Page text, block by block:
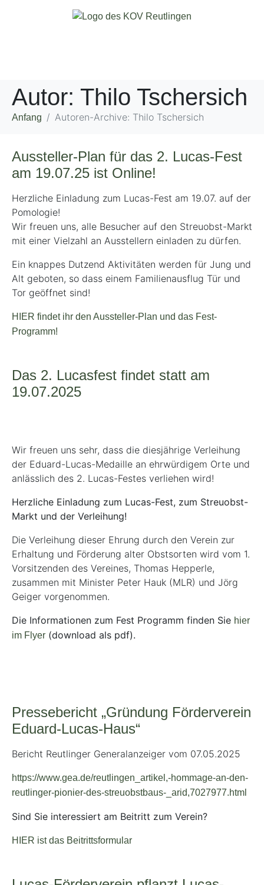
Autor: Thilo Tschersich
Anfang Autoren-Archive: Thilo Tschersich
Aussteller-Plan für das 2. Lucas-Fest
am 19.07.25 ist Online!
Herzliche Einladung zum Lucas-Fest am 19.07. auf der
Pomologie!
Wir freuen uns, alle Besucher auf den Streuobst-Markt
mit einer Vielzahl an Ausstellern einladen zu dürfen.
Ein knappes Dutzend Aktivitäten werden für Jung und
Alt geboten, so dass einem Familienausflug Tür und
Tor geöffnet sind!
HIER findet ihr den Aussteller-Plan und das Fest-
Programm!
Das 2. Lucasfest findet statt am
19.07.2025
Wir freuen uns sehr, dass die diesjährige Verleihung
der Eduard-Lucas-Medaille an ehrwürdigem Orte und
anlässlich des 2. Lucas-Festes verliehen wird!
Herzliche Einladung zum Lucas-Fest, zum Streuobst-
Markt und der Verleihung!
Die Verleihung dieser Ehrung durch den Verein zur
Erhaltung und Förderung alter Obstsorten wird vom 1.
Vorsitzenden des Vereines, Thomas Hepperle,
zusammen mit Minister Peter Hauk (MLR) und Jörg
Geiger vorgenommen.
Die Informationen zum Fest Programm finden Sie hier
im Flyer (download als pdf).
Pressebericht „Gründung Förderverein
Eduard-Lucas-Haus“
Bericht Reutlinger Generalanzeiger vom 07.05.2025
https://www.gea.de/reutlingen_artikel,-hommage-an-den-
reutlinger-pionier-des-streuobstbaus-_arid,7027977.html
Sind Sie interessiert am Beitritt zum Verein?
HIER ist das Beitrittsformular